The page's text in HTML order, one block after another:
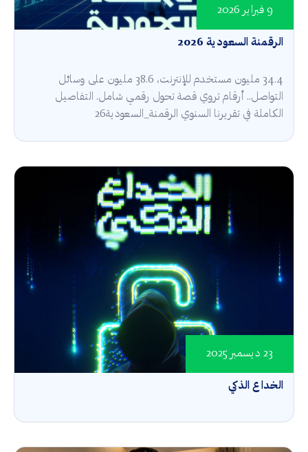
الرقمنة السعودية 2026
9 فبراير 2026
34.4 مليون مستخدم للإنترنت، 38.6 مليون على وسائل
التواصل.. أرقام تروي قصة تحول رقمي شامل. التفاصيل
الكاملة في تقريرنا السنوي الرقمنة_السعودية26
الخداع الذكي
23 ديسمبر 2025